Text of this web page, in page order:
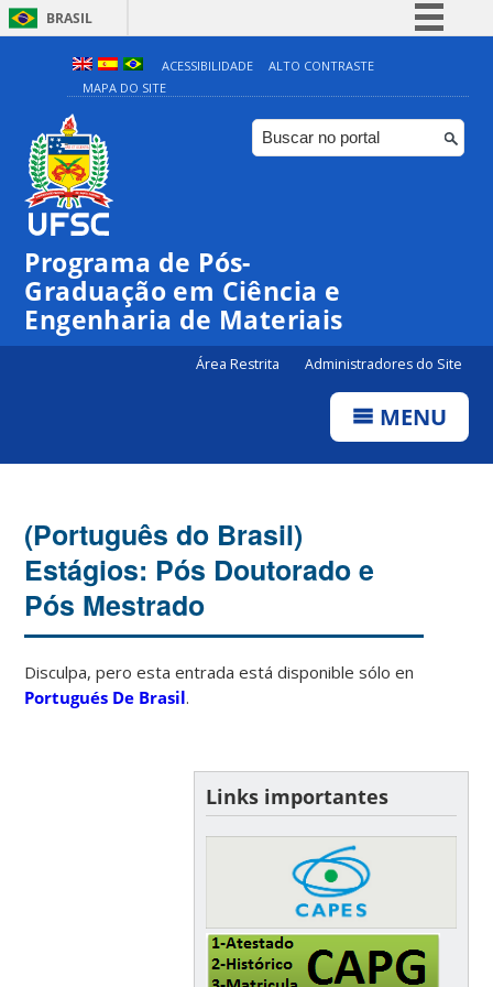
BRASIL
Simplifique!
Comunica BR
Participe
ACESSIBILIDADE
ALTO CONTRASTE
MAPA DO SITE
Programa de Pós-
Graduação em Ciência e
Engenharia de Materiais
Área Restrita Administradores do Site
MENU
(Português do Brasil)
Estágios: Pós Doutorado e
Pós Mestrado
Disculpa, pero esta entrada está disponible sólo en
Portugués De Brasil.
Links importantes